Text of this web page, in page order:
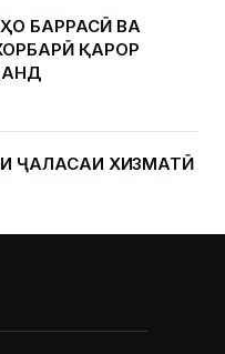
БАРРАСӢ ВА
ҚАРОР
ҶАЛАСАИ ХИЗМАТӢ